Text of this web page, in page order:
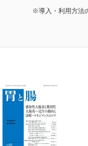
※導入・利用方法